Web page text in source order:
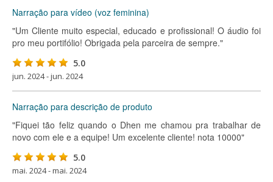
Narração para vídeo (voz feminina)
"Um Cliente muito especial, educado e profissional! O áudio foi
pro meu portifólio! Obrigada pela parceira de sempre."
5.0
jun. 2024 - jun. 2024
Narração para descrição de produto
"Fiquei tão feliz quando o Dhen me chamou pra trabalhar de
novo com ele e a equipe! Um excelente cliente! nota 10000"
5.0
mai. 2024 - mai. 2024